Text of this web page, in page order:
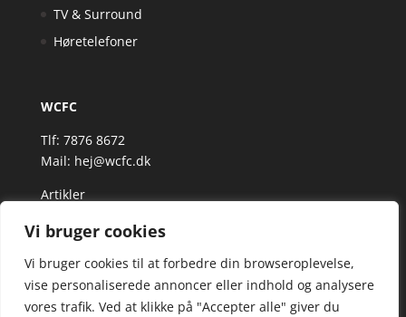
Vi bruger cookies
Vi bruger cookies til at forbedre din browseroplevelse,
vise personaliserede annoncer eller indhold og analysere
vores trafik. Ved at klikke på "Accepter alle" giver du
TV & Surround
Høretelefoner
WCFC
Tlf: 7876 8672
Mail: hej@wcfc.dk
Artikler